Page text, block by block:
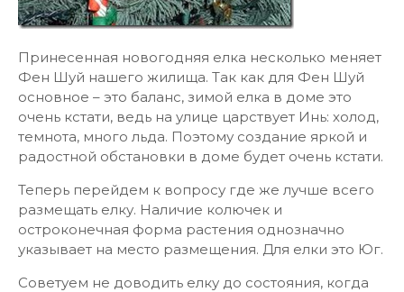
Принесенная новогодняя елка несколько меняет
Фен Шуй нашего жилища. Так как для Фен Шуй
основное – это баланс, зимой елка в доме это
очень кстати, ведь на улице царствует Инь: холод,
темнота, много льда. Поэтому создание яркой и
радостной обстановки в доме будет очень кстати.
Теперь перейдем к вопросу где же лучше всего
размещать елку. Наличие колючек и
остроконечная форма растения однозначно
указывает на место размещения. Для елки это Юг.
Советуем не доводить елку до состояния, когда